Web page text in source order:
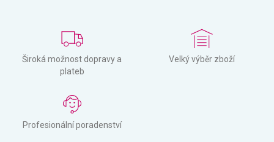
Široká možnost dopravy a
plateb
Velký výběr zboží
Profesionální poradenství